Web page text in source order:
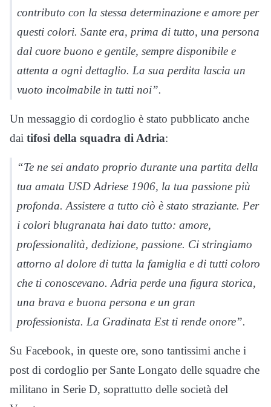
contributo con la stessa determinazione e amore per
questi colori. Sante era, prima di tutto, una persona
dal cuore buono e gentile, sempre disponibile e
attenta a ogni dettaglio. La sua perdita lascia un
vuoto incolmabile in tutti noi”.
Un messaggio di cordoglio è stato pubblicato anche
dai tifosi della squadra di Adria:
“Te ne sei andato proprio durante una partita della
tua amata USD Adriese 1906, la tua passione più
profonda. Assistere a tutto ciò è stato straziante. Per
i colori blugranata hai dato tutto: amore,
professionalità, dedizione, passione. Ci stringiamo
attorno al dolore di tutta la famiglia e di tutti coloro
che ti conoscevano. Adria perde una figura storica,
una brava e buona persona e un gran
professionista. La Gradinata Est ti rende onore”.
Su Facebook, in queste ore, sono tantissimi anche i
post di cordoglio per Sante Longato delle squadre che
militano in Serie D, soprattutto delle società del